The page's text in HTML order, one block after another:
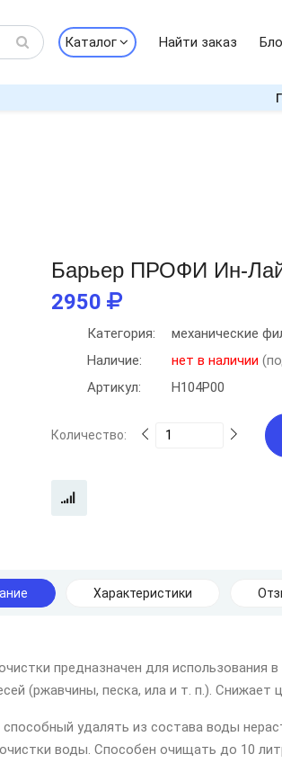
Каталог Найти заказ
Барьер ПРОФИ Ин-
2950
Категория:
механические
Наличие:
нет в наличии
Артикул:
Н104Р00
Количество:
Характеристики
предназначен для использования в
(ржавчины, песка, ила и т. п.). Снижает
удалять из состава воды
воды. Способен очищать до 10